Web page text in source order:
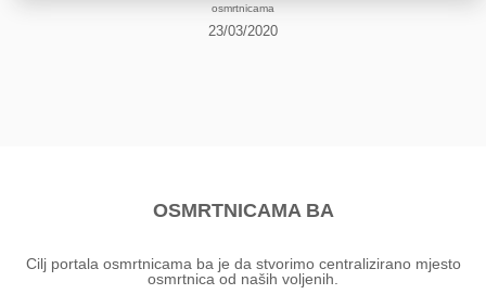
osmrtnicama
23/03/2020
OSMRTNICAMA BA
Cilj portala osmrtnicama ba je da stvorimo centralizirano mjesto
osmrtnica od naših voljenih.